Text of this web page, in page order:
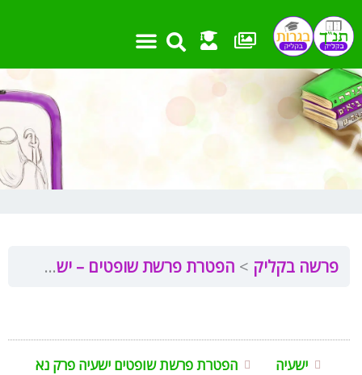
לתוכן
פרשה בקליק הפטרת פרשת שופטים – ישעיה נא
ישעיה הפטרת פרשת שופטים ישעיה פרק נא